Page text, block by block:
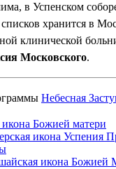
в Успенском
хранится в
клинической
Московского.
Небесная
Божией матери
икона Успения
икона Божией